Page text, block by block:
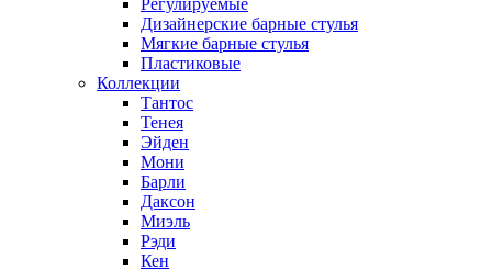
Регулируемые
Дизайнерские барные стулья
Мягкие барные стулья
Пластиковые
Коллекции
Тантос
Тенея
Эйден
Мони
Барли
Даксон
Миэль
Рэди
Кен